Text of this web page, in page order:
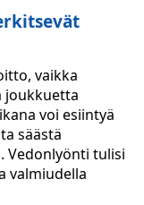
vaikka
joukkuetta
voi esiintyä
säästä
Vedonlyönti tulisi
valmiudella